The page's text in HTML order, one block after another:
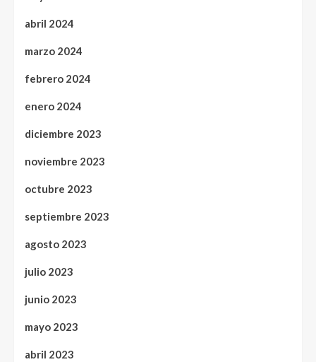
abril 2024
marzo 2024
febrero 2024
enero 2024
diciembre 2023
noviembre 2023
octubre 2023
septiembre 2023
agosto 2023
julio 2023
junio 2023
mayo 2023
abril 2023